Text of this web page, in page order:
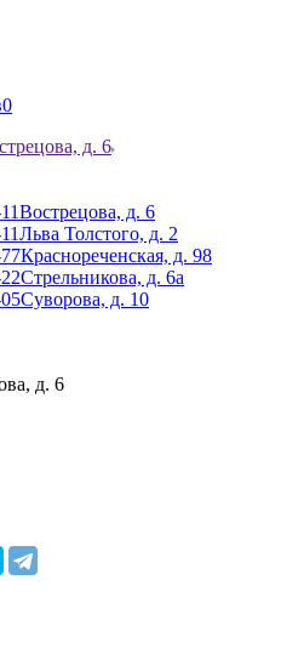
0
д. 6
Вострецова, д. 6
Льва Толстого, д. 2
Краснореченская, д. 98
Стрельникова, д. 6а
Суворова, д. 10
д. 6